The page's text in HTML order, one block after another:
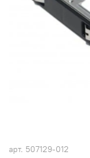
арт. 507129-012